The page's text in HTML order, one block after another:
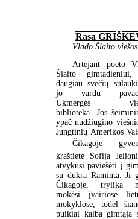
Rasa
Vlado Šlaito
Artėjant poeto
Šlaito
daugiau svečių
jo vardu
Ukmergės
biblioteka. Jos
ypač nudžiugino
Jungtinių Amerikos
 Čikagoje
kraštietė Sofija
atvykusi paviešėti į
su dukra Raminta. Ji
Čikagoje, trylika
mokėsi įvairiose
mokyklose, todėl
puikiai kalba gimtąja